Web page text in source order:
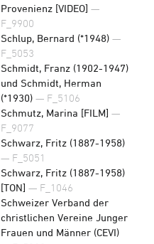
Provenienz [VIDEO] —
F_9900
Schlup, Bernard (*1948) —
F_5053
Schmidt, Franz (1902-1947)
und Schmidt, Herman
(*1930) — F_5106
Schmutz, Marina [FILM] —
F_9077
Schwarz, Fritz (1887-1958)
— F_5051
Schwarz, Fritz (1887-1958)
[TON] — F_1046
Schweizer Verband der
christlichen Vereine Junger
Frauen und Männer (CEVI)